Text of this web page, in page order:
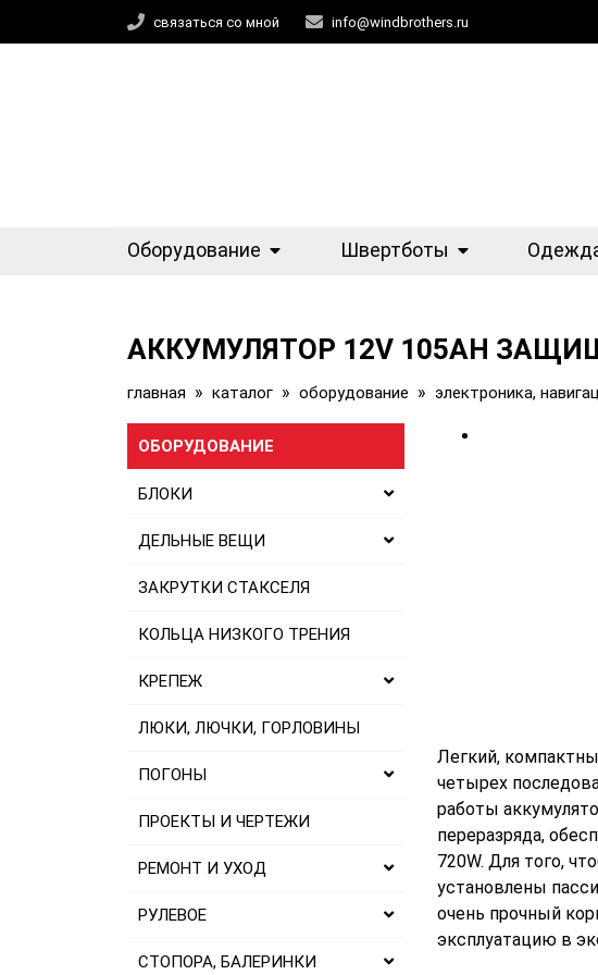
связаться со мной info@windbrothers.ru
Оборудование Швертботы
АККУМУЛЯТОР 12V 105AH
главная » каталог » оборудование » электроника,
ОБОРУДОВАНИЕ
БЛОКИ
ДЕЛЬНЫЕ ВЕЩИ
ЗАКРУТКИ СТАКСЕЛЯ
КОЛЬЦА НИЗКОГО ТРЕНИЯ
КРЕПЕЖ
ЛЮКИ, ЛЮЧКИ, ГОРЛОВИНЫ
ПОГОНЫ
ПРОЕКТЫ И ЧЕРТЕЖИ
РЕМОНТ И УХОД
РУЛЕВОЕ
СТОПОРА, БАЛЕРИНКИ
Легкий,
четырех
работы
переразряда,
720W. Для того,
установлены
очень прочный
эксплуатацию в